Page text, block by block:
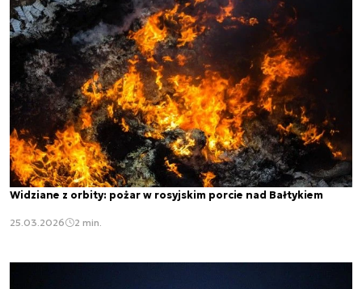
Widziane z orbity: pożar w rosyjskim porcie nad Bałtykiem
25.03.2026 2 min.